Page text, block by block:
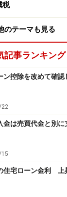
税
のテーマも見る
記事ランキング
ン控除を改めて確
22
金は売買代金と別に
住宅ローン金利 上